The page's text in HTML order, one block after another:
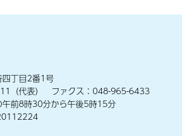
丁目2番1号
（代表） ファクス：048-965-6433
午前8時30分から午後5時15分